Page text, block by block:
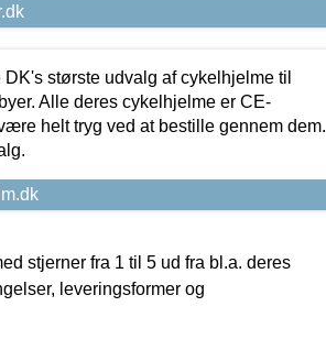
største udvalg af cykelhjelme til
Alle deres cykelhjelme er CE-
helt tryg ved at bestille gennem dem.
stjerner fra 1 til 5 ud fra bl.a. deres
leveringsformer og